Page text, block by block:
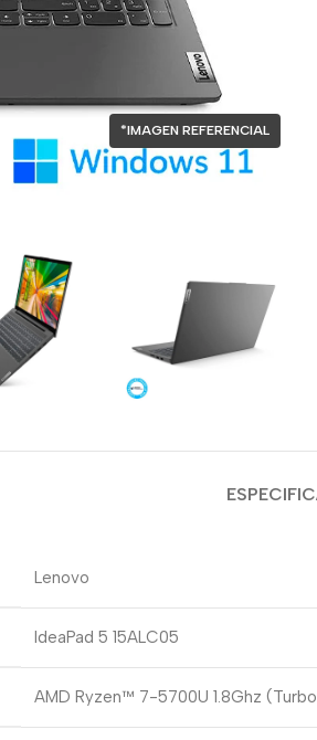
*IMAGEN REFERENCIAL
Lenovo
IdeaPad 5 15ALC05
AMD Ryzen™ 7-5700U 1.8Ghz